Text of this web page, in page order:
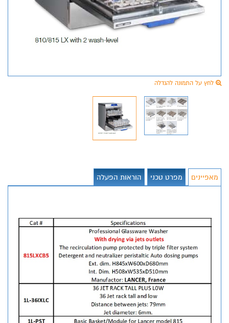
לחץ על התמונה להגדלה
מאפיינים מפרט טכני הוראות הפעלה